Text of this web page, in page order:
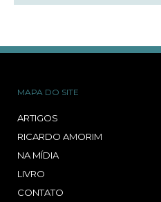
MAPA DO SITE
ARTIGOS
RICARDO AMORIM
NA MÍDIA
LIVRO
CONTATO